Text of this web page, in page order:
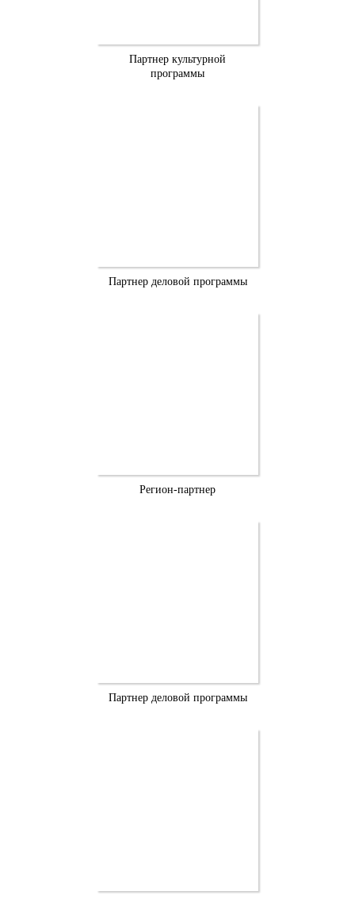
Партнер культурной
программы
Партнер деловой программы
Регион-партнер
Партнер деловой программы